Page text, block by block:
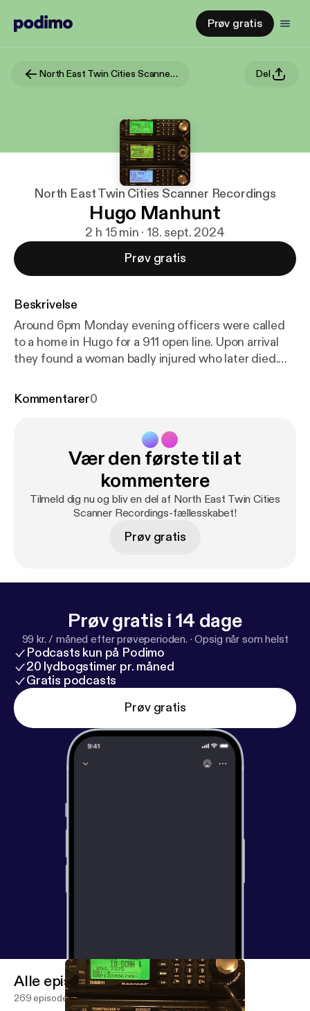
Prøv gratis
North East Twin Cities Scanner Recordings Del
North East Twin Cities Scanner Recordings
Hugo Manhunt
2 h 15 min · 18. sept. 2024
Prøv gratis
Beskrivelse
Around 6pm Monday evening officers were called
to a home in Hugo for a 911 open line. Upon arrival
they found a woman badly injured who later died.
lasting about 17 hours.
Kommentarer0
Vær den første til at
kommentere
Tilmeld dig nu og bliv en del af North East Twin Cities
Scanner Recordings-fællesskabet!
Prøv gratis
Prøv gratis i 14 dage
99 kr. / måned efter prøveperioden. ·Opsig når som helst
Podcasts kun på Podimo
20 lydbogstimer pr. måned
Gratis podcasts
Prøv gratis
Alle episoder
269 episoder